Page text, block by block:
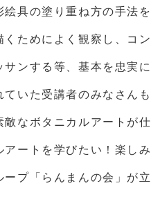
具の塗り重ね方の手法
くためによく観察し、コ
ンする等、基本を忠実
いた受講者のみなさん
敵なボタニカルアートが
アートを学びたい！楽し
プ「らんまんの会」が